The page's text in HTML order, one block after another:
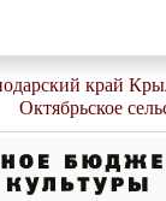
край
Октябрьское